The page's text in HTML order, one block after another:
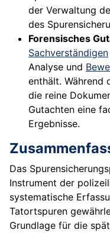
der Verwaltung
des
Forensisches
Sachverständigen
Analyse und
enthält. Während
die reine
Gutachten eine
Ergebnisse.
Das
Instrument der
systematische
Tatortspuren
Grundlage für die